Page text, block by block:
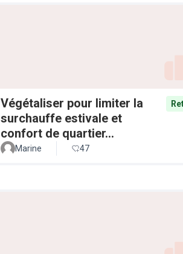
Végétaliser pour limiter la
surchauffe estivale et
confort de quartier...
Marine 47